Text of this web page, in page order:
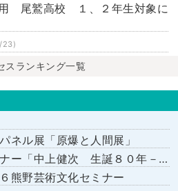
尾鷲高校 １、２年生対象に
23)
スランキング一覧
ネル展「原爆と人間展」
健次 生誕８０年－時代へのまなざし－」
熊野芸術文化セミナー